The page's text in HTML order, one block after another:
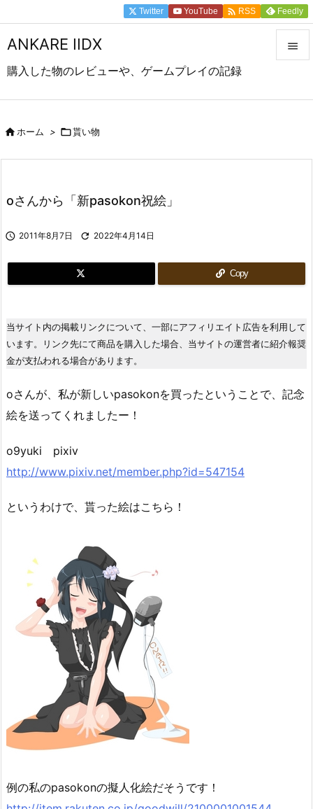
ANKARE IIDX
購入した物のレビューや、ゲームプレイの記録

Twitter YouTube  RSS Feedly
ホーム > 貰い物
oさんから「新pasokon祝絵」
 2011年8月7日  2022年4月14日
Copy
当サイト内の掲載リンクについて、一部にアフィリエイト広告を利用して
います。リンク先にて商品を購入した場合、当サイトの運営者に紹介報奨
金が支払われる場合があります。
oさんが、私が新しいpasokonを買ったということで、記念
絵を送ってくれましたー！
o9yuki pixiv
http://www.pixiv.net/member.php?id=547154
というわけで、貰った絵はこちら！
例の私のpasokonの擬人化絵だそうです！